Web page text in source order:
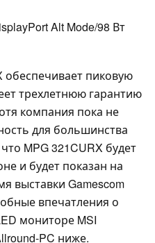
Alt Mode/98 Вт
обеспечивает пиковую
трехлетнюю гарантию
компания пока не
для большинства
MPG 321CURX будет
и будет показан на
выставки Gamescom
впечатления о
мониторе MSI
PC ниже.